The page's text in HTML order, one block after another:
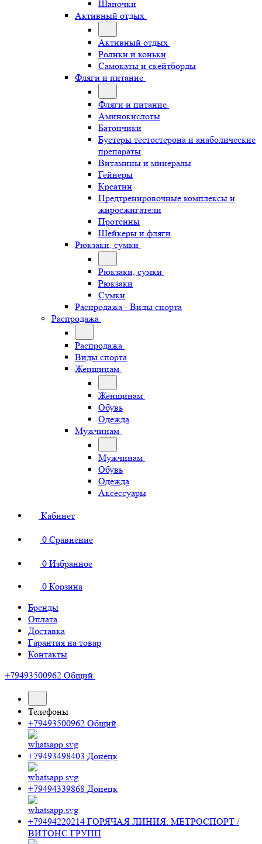
Шапочки
Активный отдых
Активный отдых
Ролики и коньки
Самокаты и скейтборды
Фляги и питание
Фляги и питание
Аминокислоты
Батончики
Бустеры тестостерона и анаболические
препараты
Витамины и минералы
Гейнеры
Креатин
Предтренировочные комплексы и
жиросжигатели
Протеины
Шейкеры и фляги
Рюкзаки, сумки
Рюкзаки, сумки
Рюкзаки
Сумки
Распродажа - Виды спорта
Распродажа
Распродажа
Виды спорта
Женщинам
Женщинам
Обувь
Одежда
Мужчинам
Мужчинам
Обувь
Одежда
Аксессуары
Кабинет
0 Сравнение
0 Избранное
0 Корзина
Бренды
Оплата
Доставка
Гарантия на товар
Контакты
+79493500962 Общий
Телефоны
+79493500962 Общий
+79493498403 Донецк
+79494339868 Донецк
+79494220214 ГОРЯЧАЯ ЛИНИЯ: МЕТРОСПОРТ /
ВИТОНС ГРУПП